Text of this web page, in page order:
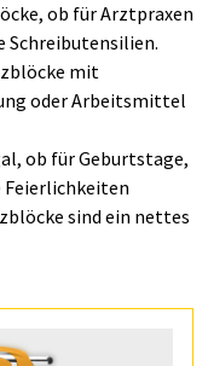
ob für Arztpraxen
Schreibutensilien.
mit
oder Arbeitsmittel
ob für Geburtstage,
Feierlichkeiten
sind ein nettes